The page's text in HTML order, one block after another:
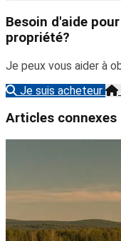
Besoin d'aide
propriété?
Je peux vous aider à
Je suis acheteur
Articles connexes